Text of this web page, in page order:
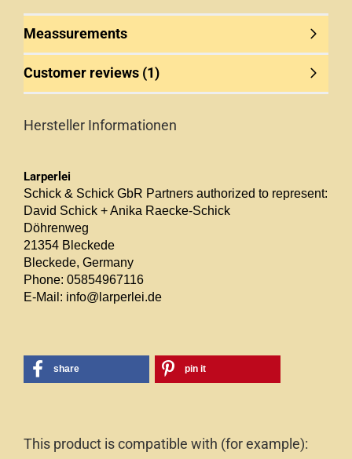
Meassurements
Customer reviews (1)
Hersteller Informationen
Larperlei
Schick & Schick GbR Partners authorized to represent:
David Schick + Anika Raecke-Schick
Döhrenweg
21354 Bleckede
Bleckede, Germany
Phone: 05854967116
E-Mail: info@larperlei.de
share pin it
This product is compatible with (for example):